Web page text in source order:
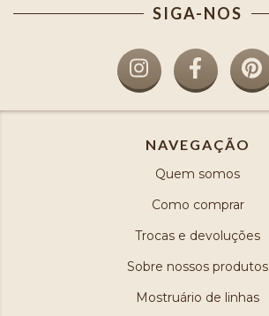
SIGA-NOS
NAVEGAÇÃO
Quem somos
Como comprar
Trocas e devoluções
Sobre nossos produtos
Mostruário de linhas